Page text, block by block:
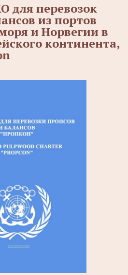
для перевозок
из портов
и Норвегии в
континента,